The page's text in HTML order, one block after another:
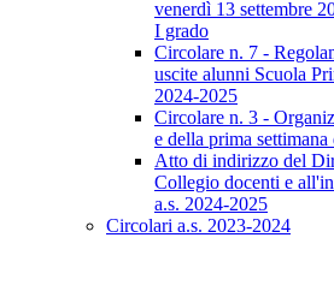
venerdì 13 settembre
I grado
Circolare n. 7 -
uscite alunni Scuola
2024-2025
Circolare n. 3 -
e della prima settimana
Atto di indirizzo del
Collegio docenti e
a.s. 2024-2025
Circolari a.s. 2023-2024